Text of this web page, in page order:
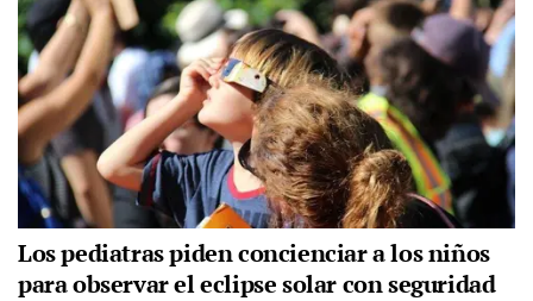
Los pediatras piden concienciar a los niños
para observar el eclipse solar con seguridad